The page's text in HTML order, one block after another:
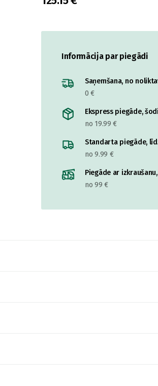
Informācija par piegādi
Saņemšana, no
0 €
Ekspress piegāde,
no 19.99 €
Standarta piegāde,
no 9.99 €
Piegāde ar
no 99 €